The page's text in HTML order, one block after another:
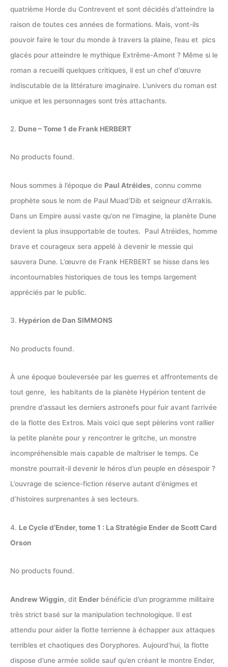
quatrième Horde du Contrevent et sont décidés d’atteindre la
raison de toutes ces années de formations. Mais, vont-ils
pouvoir faire le tour du monde à travers la plaine, l’eau et pics
glacés pour atteindre le mythique Extrême-Amont ? Même si le
roman a recueilli quelques critiques, il est un chef d’œuvre
indiscutable de la littérature imaginaire. L’univers du roman est
unique et les personnages sont très attachants.
2. Dune – Tome 1 de Frank HERBERT
No products found.
Nous sommes à l’époque de Paul Atréides, connu comme
prophète sous le nom de Paul Muad’Dib et seigneur d’Arrakis.
Dans un Empire aussi vaste qu’on ne l’imagine, la planète Dune
devient la plus insupportable de toutes. Paul Atréides, homme
brave et courageux sera appelé à devenir le messie qui
sauvera Dune. L’œuvre de Frank HERBERT se hisse dans les
incontournables historiques de tous les temps largement
appréciés par le public.
3. Hypérion de Dan SIMMONS
No products found.
À une époque bouleversée par les guerres et affrontements de
tout genre, les habitants de la planète Hypérion tentent de
prendre d’assaut les derniers astronefs pour fuir avant l’arrivée
de la flotte des Extros. Mais voici que sept pèlerins vont rallier
la petite planète pour y rencontrer le gritche, un monstre
incompréhensible mais capable de maîtriser le temps. Ce
monstre pourrait-il devenir le héros d’un peuple en désespoir ?
L’ouvrage de science-fiction réserve autant d’énigmes et
d’histoires surprenantes à ses lecteurs.
4. Le Cycle d’Ender, tome 1 : La Stratégie Ender de Scott Card
Orson
No products found.
Andrew Wiggin, dit Ender bénéficie d’un programme militaire
très strict basé sur la manipulation technologique. Il est
attendu pour aider la flotte terrienne à échapper aux attaques
terribles et chaotiques des Doryphores. Aujourd’hui, la flotte
dispose d’une armée solide sauf qu’en créant le montre Ender,